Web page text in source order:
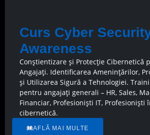
Curs Cyber
Awareness
Conștientizare și Protecție Cibernetică
Angajați. Identificarea Amenințărilor,
și Utilizarea Sigură a Tehnologiei.
pentru angajați generali – HR, Sales,
Financiar, Profesioniști IT, Profesioniști
cibernetică.
AFLĂ MAI MULTE